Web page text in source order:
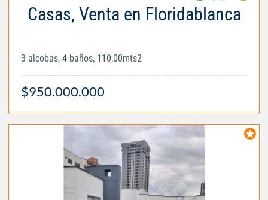
Casas, Venta en Floridablanca
3 alcobas, 4 baños, 110,00mts2
$950.000.000